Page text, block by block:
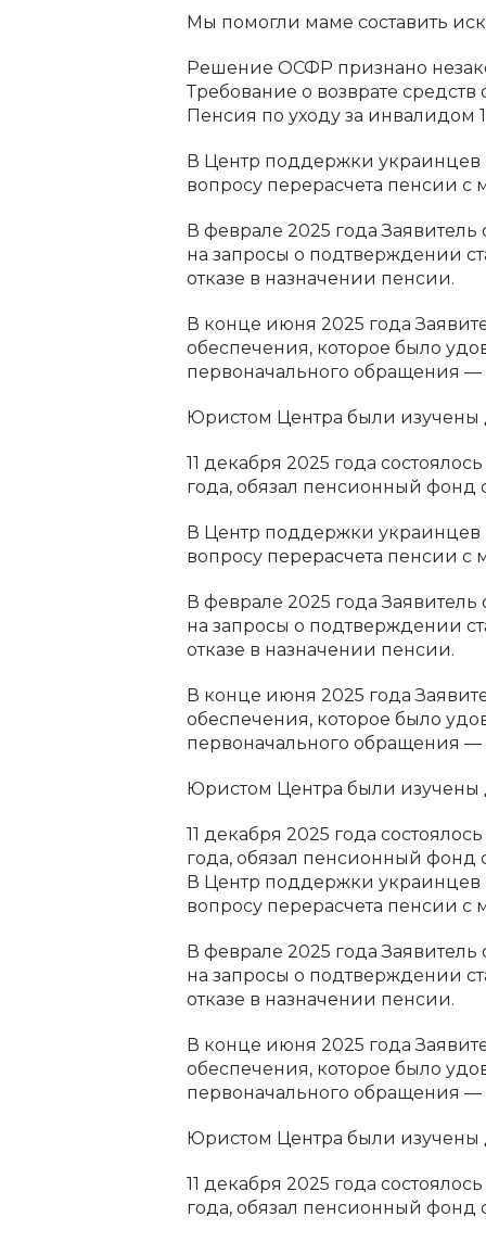
Мы помогли маме составить
Решение ОСФР признано
Требование о возврате средств
Пенсия по уходу за инвалидом
В Центр поддержки украинцев
вопросу перерасчета пенсии
В феврале 2025 года
на запросы о подтверждении
отказе в назначении пенсии.
В конце июня 2025 года
обеспечения, которое было
первоначального обращения —
Юристом Центра были изучены
11 декабря 2025 года
года, обязал пенсионный фонд
В Центр поддержки украинцев
вопросу перерасчета пенсии
В феврале 2025 года
на запросы о подтверждении
отказе в назначении пенсии.
В конце июня 2025 года
обеспечения, которое было
первоначального обращения —
Юристом Центра были изучены
11 декабря 2025 года
года, обязал пенсионный фонд
В Центр поддержки украинцев
вопросу перерасчета пенсии
В феврале 2025 года
на запросы о подтверждении
отказе в назначении пенсии.
В конце июня 2025 года
обеспечения, которое было
первоначального обращения —
Юристом Центра были изучены
11 декабря 2025 года
года, обязал пенсионный фонд